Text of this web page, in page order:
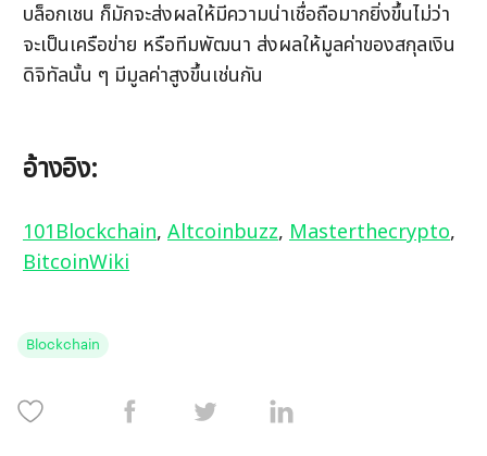
บล็อกเชน ก็มักจะส่งผลให้มีความน่าเชื่อถือมากยิ่งขึ้นไม่ว่า
จะเป็นเครือข่าย หรือทีมพัฒนา ส่งผลให้มูลค่าของสกุลเงิน
ดิจิทัลนั้น ๆ มีมูลค่าสูงขึ้นเช่นกัน
อ้างอิง:
101Blockchain, Altcoinbuzz, Masterthecrypto
BitcoinWiki
Blockchain